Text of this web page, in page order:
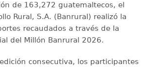
de 163,272 guatemaltecos, el
Rural, S.A. (Banrural) realizó la
recaudados a través de la
del Millón Banrural 2026.
consecutiva, los participantes